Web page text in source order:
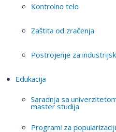
Kontrolno telo
Zaštita od zračenja
Postrojenje za
Edukacija
Saradnja sa
master studija
Programi za